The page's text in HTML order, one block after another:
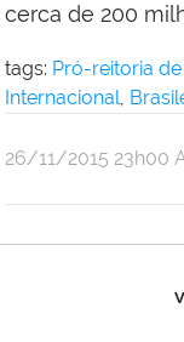
cerca de 200
tags: Pró-reitoria
Internacional,
por
da
publicado
26/11/2015 23h00